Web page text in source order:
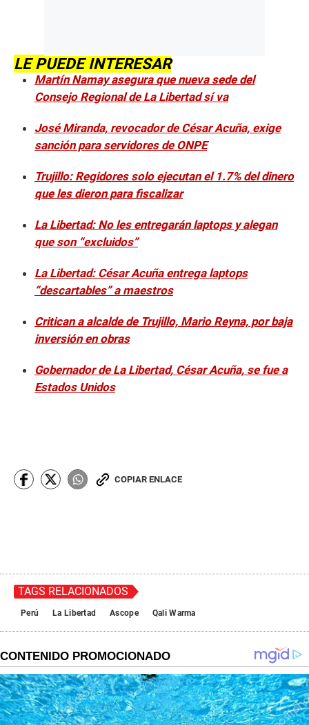
LE PUEDE INTERESAR
Martín Namay asegura que nueva sede del
Consejo Regional de La Libertad sí va
José Miranda, revocador de César Acuña, exige
sanción para servidores de ONPE
Trujillo: Regidores solo ejecutan el 1.7% del dinero
que les dieron para fiscalizar
La Libertad: No les entregarán laptops y alegan
que son “excluidos”
La Libertad: César Acuña entrega laptops
“descartables” a maestros
Critican a alcalde de Trujillo, Mario Reyna, por baja
inversión en obras
Gobernador de La Libertad, César Acuña, se fue a
Estados Unidos
COPIAR ENLACE
TAGS RELACIONADOS
Perú La Libertad Ascope Qali Warma